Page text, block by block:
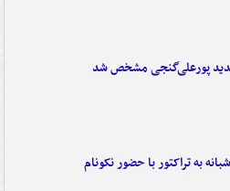
پورعلی‌گنجی مشخص شد
به تراکتور با حضور نکونام